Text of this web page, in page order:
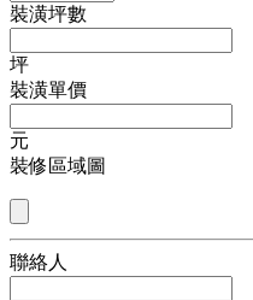
裝潢坪數
坪
裝潢單價
元
裝修區域圖
聯絡人